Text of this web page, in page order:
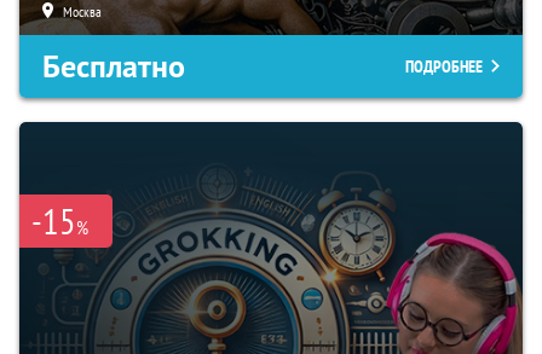
Москва
Бесплатно ПОДРОБНЕЕ
-15%